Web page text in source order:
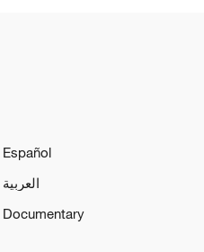
Español
العربية
Documentary